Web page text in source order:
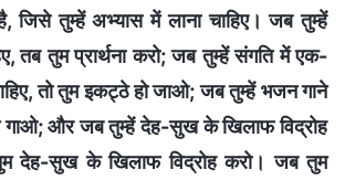
जिसे तुम्हें अभ्यास में लाना चाहिए। जब तुम्हें
तब तुम प्रार्थना करो; जब तुम्हें संगति में एक-
तो तुम इकट्ठे हो जाओ; जब तुम्हें भजन गाने
गाओ; और जब तुम्हें देह-सुख के खिलाफ विद्रोह
देह-सुख के खिलाफ विद्रोह करो। जब तुम